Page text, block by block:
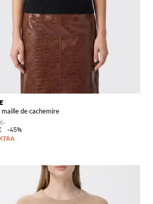
maille de cachemire
-45%